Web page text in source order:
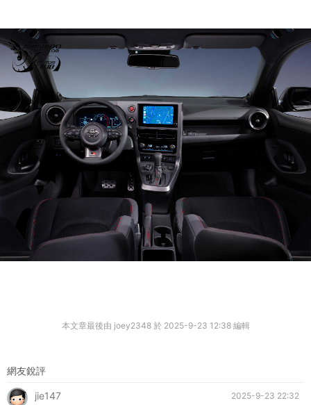
本文章最後由 joey2348 於 2025-9-23 12:38 編輯
網友銳評
2025-9-23 22:32
jie147